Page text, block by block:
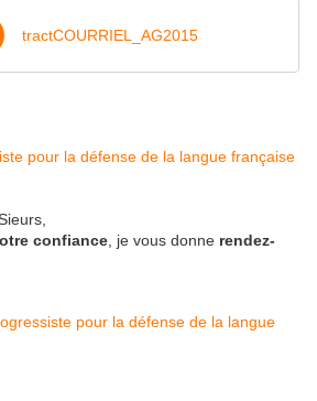
tractCOURRIEL_AG2015
confiance , je vous donne rendez-
pour la défense de la langue